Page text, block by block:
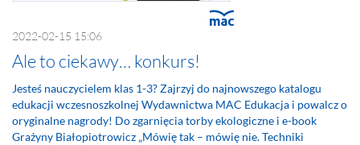
2022-02-15 15:06
Ale to ciekawy… konkurs!
Jesteś nauczycielem klas 1-3? Zajrzyj do najnowszego katalogu
edukacji wczesnoszkolnej Wydawnictwa MAC Edukacja i powalcz o
oryginalne nagrody! Do zgarnięcia torby ekologiczne i e-book
Grażyny Białopiotrowicz „Mówię tak – mówię nie. Techniki